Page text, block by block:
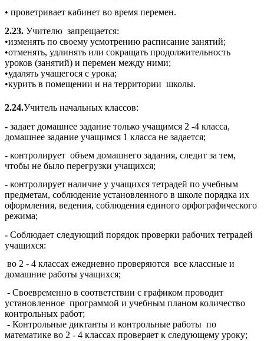
• проветривает кабинет во время перемен.
2.23. Учителю запрещается:
•изменять по своему усмотрению расписание занятий;
•отменять, удлинять или сокращать продолжительность
уроков (занятий) и перемен между ними;
•удалять учащегося с урока;
•курить в помещении и на территории школы.
2.24.Учитель начальных классов:
- задает домашнее задание только учащимся 2 -4 класса,
домашнее задание учащимся 1 класса не задается;
- контролирует объем домашнего задания, следит за тем,
чтобы не было перегрузки учащихся;
- контролирует наличие у учащихся тетрадей по учебным
предметам, соблюдение установленного в школе порядка их
оформления, ведения, соблюдения единого орфографического
режима;
- Соблюдает следующий порядок проверки рабочих тетрадей
учащихся:
во 2 - 4 классах ежедневно проверяются все классные и
домашние работы учащихся;
- Своевременно в соответствии с графиком проводит
установленное программой и учебным планом количество
контрольных работ;
- Контрольные диктанты и контрольные работы по
математике во 2 - 4 классах проверяет к следующему уроку;